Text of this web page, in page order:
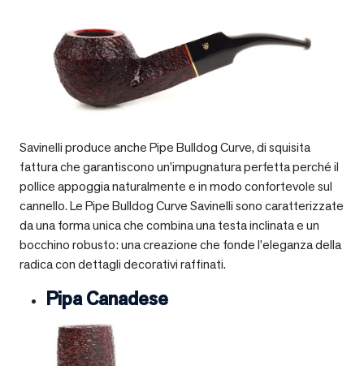
Savinelli produce anche Pipe Bulldog Curve, di squisita
fattura che garantiscono un’impugnatura perfetta perché il
pollice appoggia naturalmente e in modo confortevole sul
cannello. Le Pipe Bulldog Curve Savinelli sono caratterizzate
da una forma unica che combina una testa inclinata e un
bocchino robusto: una creazione che fonde l’eleganza della
radica con dettagli decorativi raffinati.
Pipa Canadese